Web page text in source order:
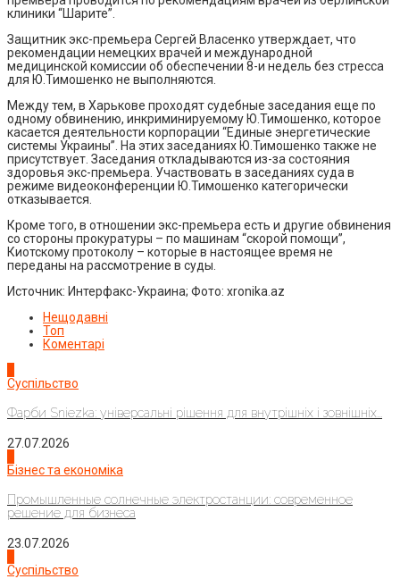
клиники “Шарите”.
Защитник экс-премьера Сергей Власенко утверждает, что
рекомендации немецких врачей и международной
медицинской комиссии об обеспечении 8-и недель без стресса
для Ю.Тимошенко не выполняются.
Между тем, в Харькове проходят судебные заседания еще по
одному обвинению, инкриминируемому Ю.Тимошенко, которое
касается деятельности корпорации “Единые энергетические
системы Украины”. На этих заседаниях Ю.Тимошенко также не
присутствует. Заседания откладываются из-за состояния
здоровья экс-премьера. Участвовать в заседаниях суда в
режиме видеоконференции Ю.Тимошенко категорически
отказывается.
Кроме того, в отношении экс-премьера есть и другие обвинения
со стороны прокуратуры – по машинам “скорой помощи”,
Киотскому протоколу – которые в настоящее время не
переданы на рассмотрение в суды.
Источник: Интерфакс-Украина; Фото: xronika.az
Нещодавні
Топ
Коментарі
Суспільство
Фарби Sniezka: універсальні рішення для внутрішніх і зовнішніх...
27.07.2026
Бізнес та економіка
Промышленные солнечные электростанции: современное
решение для бизнеса
23.07.2026
Суспільство